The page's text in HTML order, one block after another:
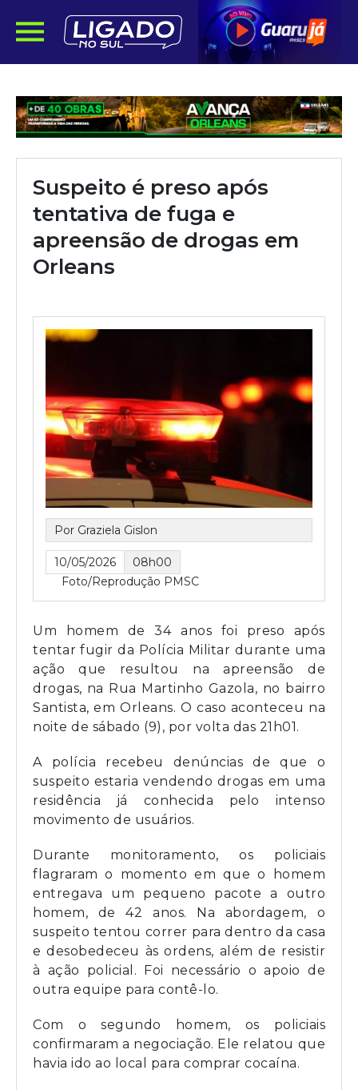
Suspeito é preso após
tentativa de fuga e
apreensão de drogas em
Orleans
Por Graziela Gislon
10/05/2026
08h00
Foto/Reprodução PMSC
Um homem de 34 anos foi preso após
tentar fugir da Polícia Militar durante uma
ação que resultou na apreensão de
drogas, na Rua Martinho Gazola, no bairro
Santista, em Orleans. O caso aconteceu na
noite de sábado (9), por volta das 21h01.
A polícia recebeu denúncias de que o
suspeito estaria vendendo drogas em uma
residência já conhecida pelo intenso
movimento de usuários.
Durante monitoramento, os policiais
flagraram o momento em que o homem
entregava um pequeno pacote a outro
homem, de 42 anos. Na abordagem, o
suspeito tentou correr para dentro da casa
e desobedeceu às ordens, além de resistir
à ação policial. Foi necessário o apoio de
outra equipe para contê-lo.
Com o segundo homem, os policiais
confirmaram a negociação. Ele relatou que
havia ido ao local para comprar cocaína.